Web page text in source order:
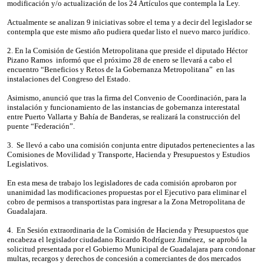
modificación y/o actualización de los 24 Artículos que contempla la Ley.
Actualmente se analizan 9 iniciativas sobre el tema y a decir del legislador se
contempla que este mismo año pudiera quedar listo el nuevo marco jurídico.
2. En la Comisión de Gestión Metropolitana que preside el diputado Héctor
Pizano Ramos informó que el próximo 28 de enero se llevará a cabo el
encuentro “Beneficios y Retos de la Gobernanza Metropolitana” en las
instalaciones del Congreso del Estado.
Asimismo, anunció que tras la firma del Convenio de Coordinación, para la
instalación y funcionamiento de las instancias de gobernanza interestatal
entre Puerto Vallarta y Bahía de Banderas, se realizará la construcción del
puente “Federación”.
3. Se llevó a cabo una comisión conjunta entre diputados pertenecientes a las
Comisiones de Movilidad y Transporte, Hacienda y Presupuestos y Estudios
Legislativos.
En esta mesa de trabajo los legisladores de cada comisión aprobaron por
unanimidad las modificaciones propuestas por el Ejecutivo para eliminar el
cobro de permisos a transportistas para ingresar a la Zona Metropolitana de
Guadalajara.
4. En Sesión extraordinaria de la Comisión de Hacienda y Presupuestos que
encabeza el legislador ciudadano Ricardo Rodríguez Jiménez, se aprobó la
solicitud presentada por el Gobierno Municipal de Guadalajara para condonar
multas, recargos y derechos de concesión a comerciantes de dos mercados